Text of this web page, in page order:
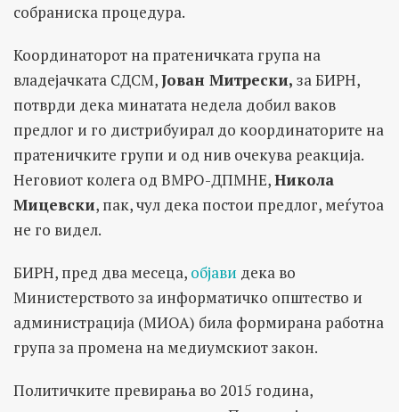
собраниска процедура.
Координаторот на пратеничката група на
владејачката СДСМ,Јован Митрески, за БИРН,
потврди дека минатата недела добил ваков
предлог и го дистрибуирал до координаторите на
пратеничките групи и од нив очекува реакција.
Неговиот колега од ВМРО-ДПМНЕ,Никола
Мицевски, пак, чул дека постои предлог, меѓутоа
не го видел.
БИРН, пред два месеца, објави дека во
Министерството за информатичко општество и
администрација (МИОА) била формирана работна
група за промена на медиумскиот закон.
Политичките превирања во 2015 година,